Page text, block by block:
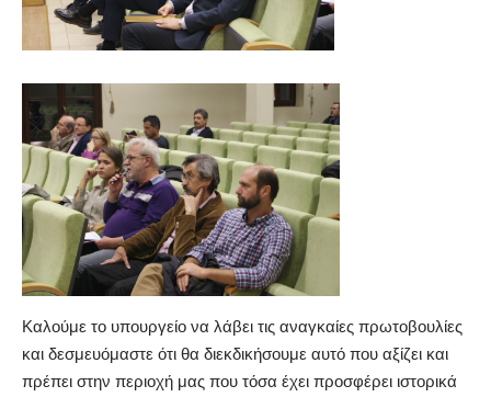
Καλούμε το υπουργείο να λάβει τις αναγκαίες πρωτοβουλίες
και δεσμευόμαστε ότι θα διεκδικήσουμε αυτό που αξίζει και
πρέπει στην περιοχή μας που τόσα έχει προσφέρει ιστορικά